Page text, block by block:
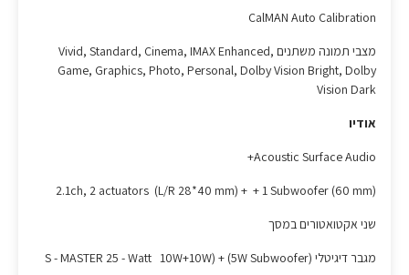
CalMAN Auto Calibration
מצבי תמונה משתנים Vivid, Standard, Cinema, IMAX Enhanced,
Game, Graphics, Photo, Personal, Dolby Vision Bright, Dolby
Vision Dark
אודיו
Acoustic Surface Audio+
2.1ch, 2 actuators (L/R 28*40 mm) + + 1 Subwoofer (60 mm)
שני אקטואטורים במסך
מגבר דיגיטלי S - MASTER 25 - Watt 10W+10W) + (5W Subwoofer)